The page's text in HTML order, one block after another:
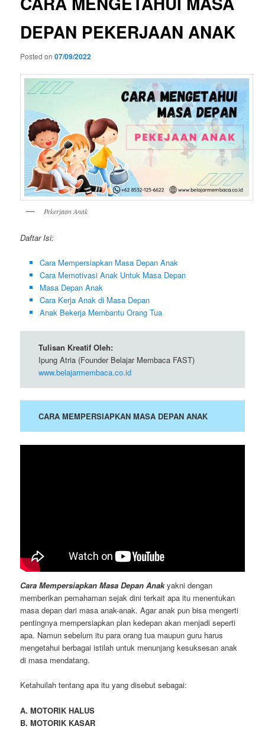
DEPAN PEKERJAAN ANAK
Posted on07/09/2022
Pekerjaan Anak
Daftar Isi:
Cara Mempersiapkan Masa Depan Anak
Cara Memotivasi Anak Untuk Masa Depan
Masa Depan Anak
Cara Kerja Anak di Masa Depan
Anak Bekerja Membantu Orang Tua
Tulisan Kreatif Oleh:
Ipung Atria (Founder Belajar Membaca FAST)
www.belajarmembaca.co.id
CARA MEMPERSIAPKAN MASA DEPAN ANAK
Cara Mempersiapkan Masa Depan Anakyakni dengan
memberikan pemahaman sejak dini terkait apa itu menentukan
masa depan dari masa anak-anak. Agar anak pun bisa mengerti
pentingnya mempersiapkan plan kedepan akan menjadi seperti
apa. Namun sebelum itu para orang tua maupun guru harus
mengetahui berbagai istilah untuk menunjang kesuksesan anak
di masa mendatang.
Ketahuilah tentang apa itu yang disebut sebagai:
A. MOTORIK HALUS
B. MOTORIK KASAR